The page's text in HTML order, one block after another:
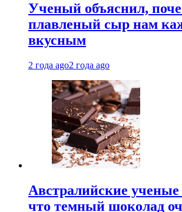
Ученый объяснил,
плавленый сыр нам
вкусным
2 года ago2 года ago
Австралийские
что темный шоколад